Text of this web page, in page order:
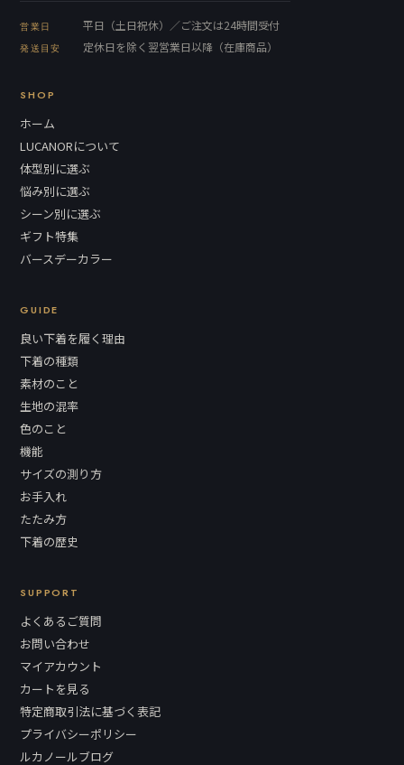
営業日 平日（土日祝休）／ご注文は24時間受付
発送目安 定休日を除く翌営業日以降（在庫商品）
SHOP
ホーム
LUCANORについて
体型別に選ぶ
悩み別に選ぶ
シーン別に選ぶ
ギフト特集
バースデーカラー
GUIDE
良い下着を履く理由
下着の種類
素材のこと
生地の混率
色のこと
機能
サイズの測り方
お手入れ
たたみ方
下着の歴史
SUPPORT
よくあるご質問
お問い合わせ
マイアカウント
カートを見る
特定商取引法に基づく表記
プライバシーポリシー
ルカノールブログ